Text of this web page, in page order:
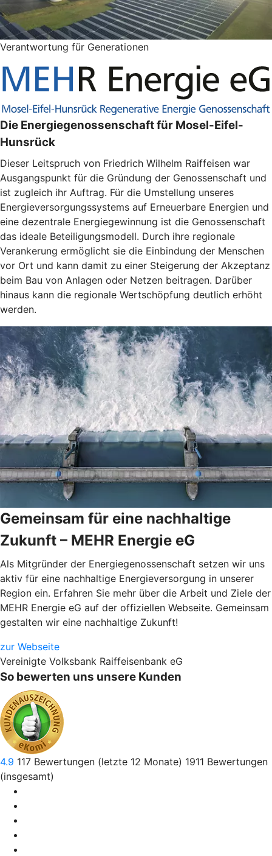
Verantwortung für Generationen
Die Energiegenossenschaft für Mosel-Eifel-
Hunsrück
Dieser Leitspruch von Friedrich Wilhelm Raiffeisen war
Ausgangspunkt für die Gründung der Genossenschaft und
ist zugleich ihr Auftrag. Für die Umstellung unseres
Energieversorgungssystems auf Erneuerbare Energien und
eine dezentrale Energiegewinnung ist die Genossenschaft
das ideale Beteiligungsmodell. Durch ihre regionale
Verankerung ermöglicht sie die Einbindung der Menschen
vor Ort und kann damit zu einer Steigerung der Akzeptanz
beim Bau von Anlagen oder Netzen beitragen. Darüber
hinaus kann die regionale Wertschöpfung deutlich erhöht
werden.
Gemeinsam für eine nachhaltige
Zukunft – MEHR Energie eG
Als Mitgründer der Energiegenossenschaft setzen wir uns
aktiv für eine nachhaltige Energieversorgung in unserer
Region ein. Erfahren Sie mehr über die Arbeit und Ziele der
MEHR Energie eG auf der offiziellen Webseite. Gemeinsam
gestalten wir eine nachhaltige Zukunft!
zur Webseite
Vereinigte Volksbank Raiffeisenbank eG
So bewerten uns unsere Kunden
4.9 117 Bewertungen (letzte 12 Monate) 1911 Bewertungen
(insgesamt)